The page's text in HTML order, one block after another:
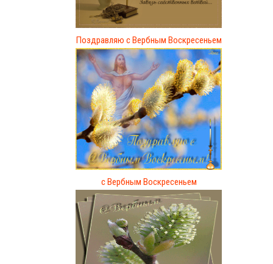
Поздравляю с Вербным Воскресеньем
с Вербным Воскресеньем